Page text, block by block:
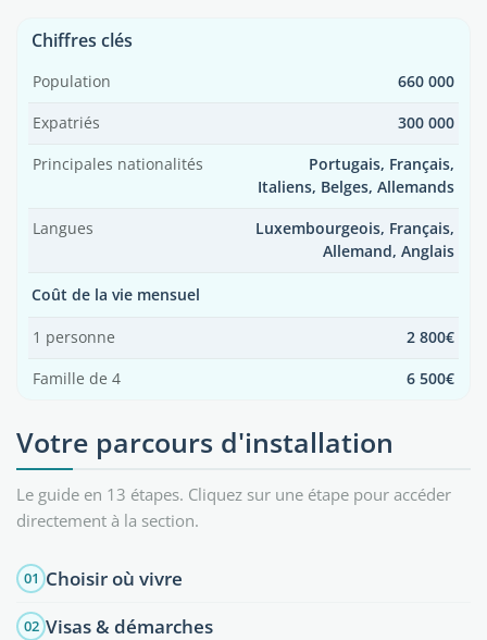
Chiffres clés
Population 660 000
Expatriés 300 000
Principales nationalités
Portugais, Français,
Italiens, Belges, Allemands
Langues
Luxembourgeois, Français,
Allemand, Anglais
Coût de la vie mensuel
1 personne 2 800€
Famille de 4 6 500€
Votre parcours d'installation
Le guide en 13 étapes. Cliquez sur une étape pour accéder
directement à la section.
01 Choisir où vivre
02 Visas & démarches